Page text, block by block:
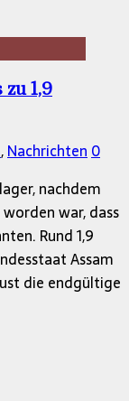
1,9
,Nachrichten 0
nachdem
war, dass
Rund 1,9
Assam
die endgültige